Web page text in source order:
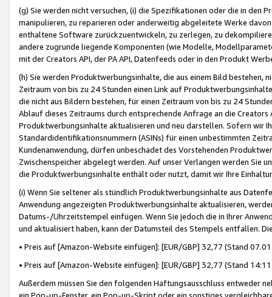
(g) Sie werden nicht versuchen, (i) die Spezifikationen oder die in
manipulieren, zu reparieren oder anderweitig abgeleitete Werke
enthaltene Software zurückzuentwickeln, zu zerlegen, zu
andere zugrunde liegende Komponenten (wie Modelle,
mit der Creators API, der PA API, Datenfeeds oder in den Produkt
(h) Sie werden Produktwerbungsinhalte, die aus einem Bild bestehen,
Zeitraum von bis zu 24 Stunden einen Link auf
die nicht aus Bildern bestehen, für einen Zeitraum von bis zu 24
Ablauf dieses Zeitraums durch entsprechende Anfrage an die
Produktwerbungsinhalte aktualisieren und neu darstellen. Sofern wir
Standardidentifikationsnummern (ASINs) für einen unbestimmten
Kundenanwendung, dürfen unbeschadet des Vorstehenden
Zwischenspeicher abgelegt werden. Auf unser Verlangen werden Sie
die Produktwerbungsinhalte enthält oder nutzt, damit wir Ihre
(i) Wenn Sie seltener als stündlich Produktwerbungsinhalte aus
Anwendung angezeigten Produktwerbungsinhalte aktualisieren,
Datums-/Uhrzeitstempel einfügen. Wenn Sie jedoch die in Ihrer
und aktualisiert haben, kann der Datumsteil des Stempels entfallen.
• Preis auf [Amazon-Website einfügen]: [EUR/GBP] 32,77 (Stand
• Preis auf [Amazon-Website einfügen]: [EUR/GBP] 32,77 (Stand
Außerdem müssen Sie den folgenden Haftungsausschluss entweder
ein Pop-up-Fenster, ein Pop-up-Skript oder ein sonstiges